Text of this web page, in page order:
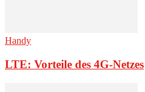
Handy
LTE: Vorteile des 4G-Netzes